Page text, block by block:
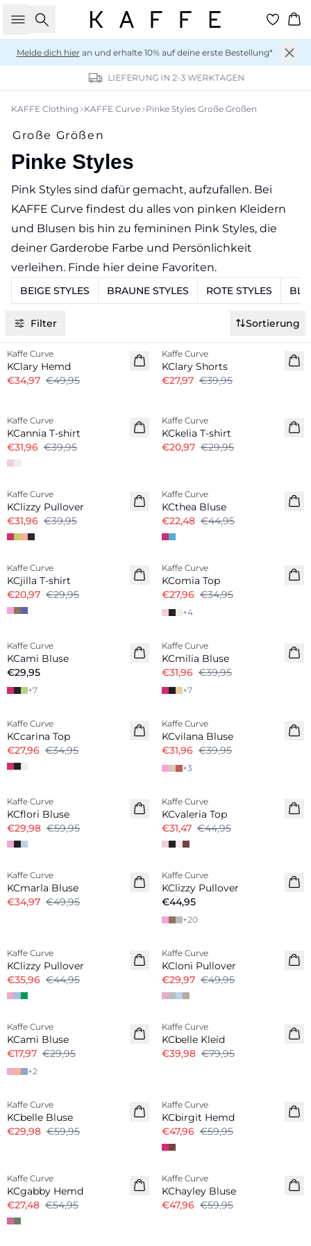
Suche
Melde dich hieran und erhalte 10% auf deine erste Bestellung*
LIEFERUNG IN 2-3 WERKTAGEN
KAFFE Clothing KAFFE Curve Pinke Styles Große Größen
Pinke Styles
Große Größen
Pink Styles sind dafür gemacht, aufzufallen. Bei
KAFFE Curve findest du alles von pinken Kleidern
und Blusen bis hin zu femininen Pink Styles, die
deiner Garderobe Farbe und Persönlichkeit
verleihen. Finde hier deine Favoriten.
BEIGE STYLES BRAUNE STYLES ROTE STYLES
Filter Sortierung
-30%
Kaffe Curve
KClary Hemd
€34,97 €49,95
Kaffe Curve
KClary Shorts
€27,97 €39,95
Kaffe Curve
KCannia T-shirt
€31,96 €39,95
Kaffe Curve
KCkelia T-shirt
€20,97 €29,95
-20%
Kaffe Curve
KClizzy Pullover
€31,96 €39,95
Kaffe Curve
KCthea Bluse
€22,48 €44,95
-30%
Kaffe Curve
KCjilla T-shirt
€20,97 €29,95
-20%
Kaffe Curve
KComia Top
€27,96 €34,95
+4
Kaffe Curve
KCami Bluse
€29,95
+7
Kaffe Curve
KCmilia Bluse
€31,96 €39,95
+7
Kaffe Curve
KCcarina Top
€27,96 €34,95
Kaffe Curve
KCvilana Bluse
€31,96 €39,95
+3
Kaffe Curve
KCflori Bluse
€29,98 €59,95
Kaffe Curve
KCvaleria Top
€31,47 €44,95
-30%
Kaffe Curve
KCmarla Bluse
€34,97 €49,95
Kaffe Curve
KClizzy Pullover
€44,95
+20
Kaffe Curve
KClizzy Pullover
€35,96 €44,95
Kaffe Curve
KCloni Pullover
€29,97 €49,95
-40%
Kaffe Curve
KCami Bluse
€17,97 €29,95
+2
-50%
Kaffe Curve
KCbelle Kleid
€39,98 €79,95
Kaffe Curve
KCbelle Bluse
€29,98 €59,95
Kaffe Curve
KCbirgit Hemd
€47,96 €59,95
Kaffe Curve
KCgabby Hemd
€27,48 €54,95
-20%
Kaffe Curve
KChayley Bluse
€47,96 €59,95
-20%